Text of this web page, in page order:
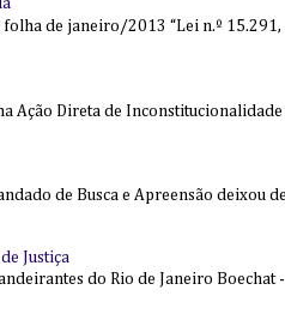
de janeiro/2013 “Lei n.º 15.291,
Ação Direta de
de Busca e Apreensão deixou
Justiça
do Rio de Janeiro Boechat